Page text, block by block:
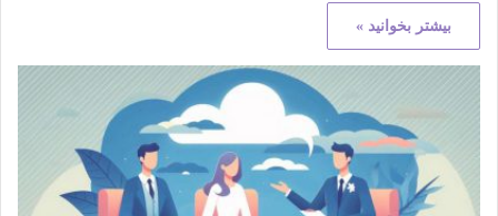
بیشتر بخوانید »